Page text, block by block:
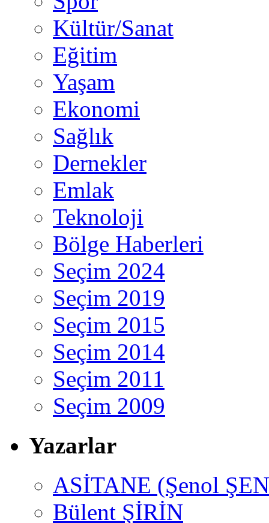
Kültür/Sanat
Eğitim
Yaşam
Ekonomi
Sağlık
Dernekler
Emlak
Teknoloji
Bölge Haberleri
Seçim 2024
Seçim 2019
Seçim 2015
Seçim 2014
Seçim 2011
Seçim 2009
Yazarlar
ASİTANE (Şenol
Bülent ŞİRİN